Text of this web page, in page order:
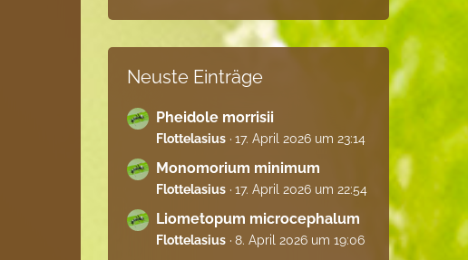
Neuste Einträge
Pheidole morrisii
Flottelasius 17. April 2026 um 23:14
Monomorium minimum
Flottelasius 17. April 2026 um 22:54
Liometopum microcephalum
Flottelasius 8. April 2026 um 19:06